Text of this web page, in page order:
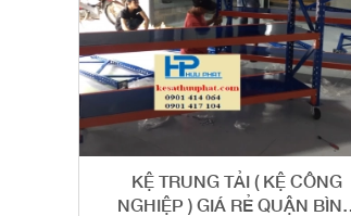
KỆ TRUNG TẢI ( KỆ CÔNG
NGHIỆP ) GIÁ RẺ QUẬN BÌNH